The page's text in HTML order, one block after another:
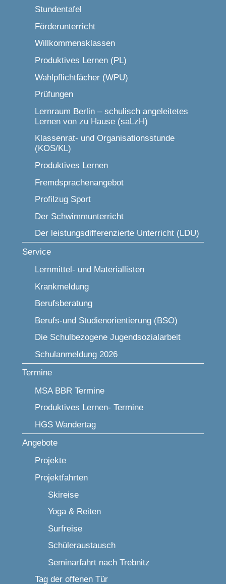
Stundentafel
Förderunterricht
Willkommensklassen
Produktives Lernen (PL)
Wahlpflichtfächer (WPU)
Prüfungen
Lernraum Berlin – schulisch angeleitetes
Lernen von zu Hause (saLzH)
Klassenrat- und Organisationsstunde
(KOS/KL)
Produktives Lernen
Fremdsprachenangebot
Profilzug Sport
Der Schwimmunterricht
Der leistungsdifferenzierte Unterricht (LDU)
Service
Lernmittel- und Materiallisten
Krankmeldung
Berufsberatung
Berufs-und Studienorientierung (BSO)
Die Schulbezogene Jugendsozialarbeit
Schulanmeldung 2026
Termine
MSA BBR Termine
Produktives Lernen- Termine
HGS Wandertag
Angebote
Projekte
Projektfahrten
Skireise
Yoga & Reiten
Surfreise
Schüleraustausch
Seminarfahrt nach Trebnitz
Tag der offenen Tür